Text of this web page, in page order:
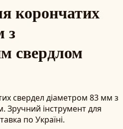
корончатих
з
свердлом
свердел діаметром 83 мм з
інструмент для
по Україні.